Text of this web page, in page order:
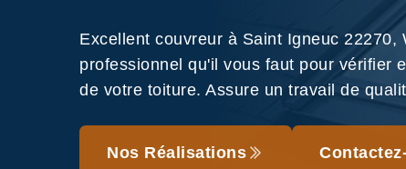
Excellent couvreur à Saint Igneuc 22270,
professionnel qu'il vous faut pour vérifier
de votre toiture. Assure un travail de
Nos Réalisations